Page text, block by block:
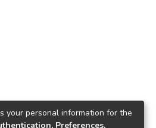
your personal information for the
Preferences,